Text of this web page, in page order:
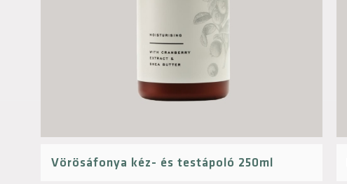
Vörösáfonya kéz- és testápoló 250ml